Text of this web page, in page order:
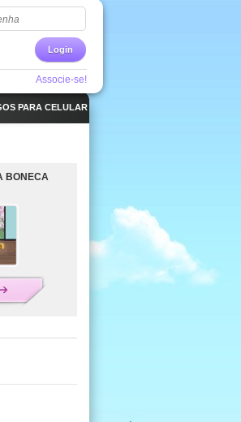
Login
Associe-se!
PARA CELULAR
BONECA